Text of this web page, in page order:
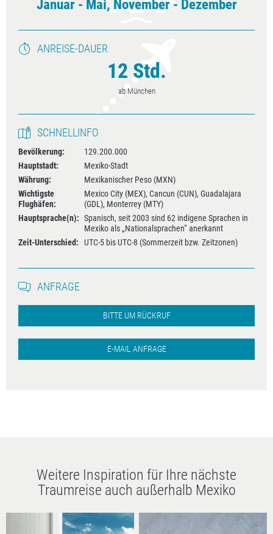
Januar - Mai, November - Dezember
ANREISE-DAUER
12 Std.
ab München
SCHNELLINFO
Bevölkerung:
129.200.000
Hauptstadt:
Mexiko-Stadt
Währung:
Mexikanischer Peso (MXN)
Wichtigste
Flughäfen:
Mexico City (MEX), Cancun (CUN), Guadalajara
(GDL), Monterrey (MTY)
Hauptsprache(n): Spanisch, seit 2003 sind 62 indigene Sprachen in
Mexiko als „Nationalsprachen“ anerkannt
Zeit-Unterschied:
UTC-5 bis UTC-8 (Sommerzeit bzw. Zeitzonen)
ANFRAGE
BITTE UM RÜCKRUF
E-MAIL ANFRAGE
Weitere Inspiration für Ihre nächste
Traumreise auch außerhalb Mexiko